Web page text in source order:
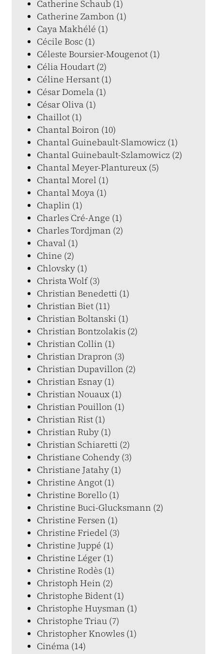
Catherine Schaub (1)
Catherine Zambon (1)
Caya Makhélé (1)
Cécile Bosc (1)
Céleste Boursier-Mougenot (1)
Célia Houdart (2)
Céline Hersant (1)
César Domela (1)
César Oliva (1)
Chaillot (1)
Chantal Boiron (10)
Chantal Guinebault-Slamowicz (1)
Chantal Guinebault-Szlamowicz (2)
Chantal Meyer-Plantureux (5)
Chantal Morel (1)
Chantal Moya (1)
Chaplin (1)
Charles Cré-Ange (1)
Charles Tordjman (2)
Chaval (1)
Chine (2)
Chlovsky (1)
Christa Wolf (3)
Christian Benedetti (1)
Christian Biet (11)
Christian Boltanski (1)
Christian Bontzolakis (2)
Christian Collin (1)
Christian Drapron (3)
Christian Dupavillon (2)
Christian Esnay (1)
Christian Nouaux (1)
Christian Pouillon (1)
Christian Rist (1)
Christian Ruby (1)
Christian Schiaretti (2)
Christiane Cohendy (3)
Christiane Jatahy (1)
Christine Angot (1)
Christine Borello (1)
Christine Buci-Glucksmann (2)
Christine Fersen (1)
Christine Friedel (3)
Christine Juppé (1)
Christine Léger (1)
Christine Rodès (1)
Christoph Hein (2)
Christophe Bident (1)
Christophe Huysman (1)
Christophe Triau (7)
Christopher Knowles (1)
Cinéma (14)